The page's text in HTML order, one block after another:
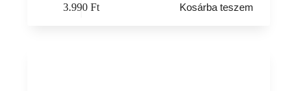
3.990Ft Kosárba teszem